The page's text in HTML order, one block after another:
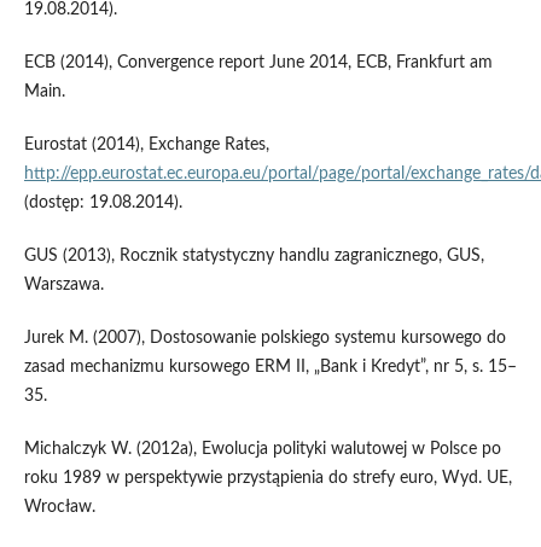
19.08.2014).
ECB (2014), Convergence report June 2014, ECB, Frankfurt am
Main.
Eurostat (2014), Exchange Rates,
http://epp.eurostat.ec.europa.eu/portal/page/portal/exchange_rates/
(dostęp: 19.08.2014).
GUS (2013), Rocznik statystyczny handlu zagranicznego, GUS,
Warszawa.
Jurek M. (2007), Dostosowanie polskiego systemu kursowego do
zasad mechanizmu kursowego ERM II, „Bank i Kredyt”, nr 5, s. 15–
35.
Michalczyk W. (2012a), Ewolucja polityki walutowej w Polsce po
roku 1989 w perspektywie przystąpienia do strefy euro, Wyd. UE,
Wrocław.